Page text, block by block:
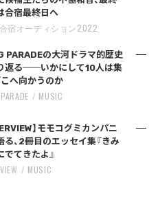
合宿最終日へ
合宿オーディション2022
PARADEの大河ドラマ的歴史
返る──いかにして10人は集
こへ向かうのか
MUSIC
】モモコグミカンパニ
る、2冊目のエッセイ集『きみ
でてきたよ』
MUSIC